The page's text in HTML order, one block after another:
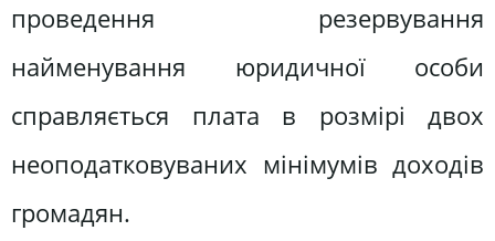
проведення резервування
найменування юридичної особи
справляється плата в розмірі двох
неоподатковуваних мінімумів доходів
громадян.